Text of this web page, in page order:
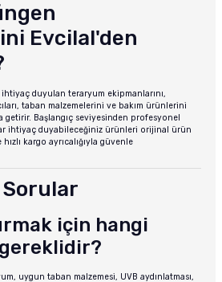
Evcilal'den
ihtiyaç duyulan teraryum ekipmanlarını,
taban malzemelerini ve bakım ürünlerini
Başlangıç seviyesinden profesyonel
ihtiyaç duyabileceğiniz ürünleri orijinal ürün
kargo ayrıcalığıyla güvenle
Sorular
için hangi
uygun taban malzemesi, UVB aydınlatması,